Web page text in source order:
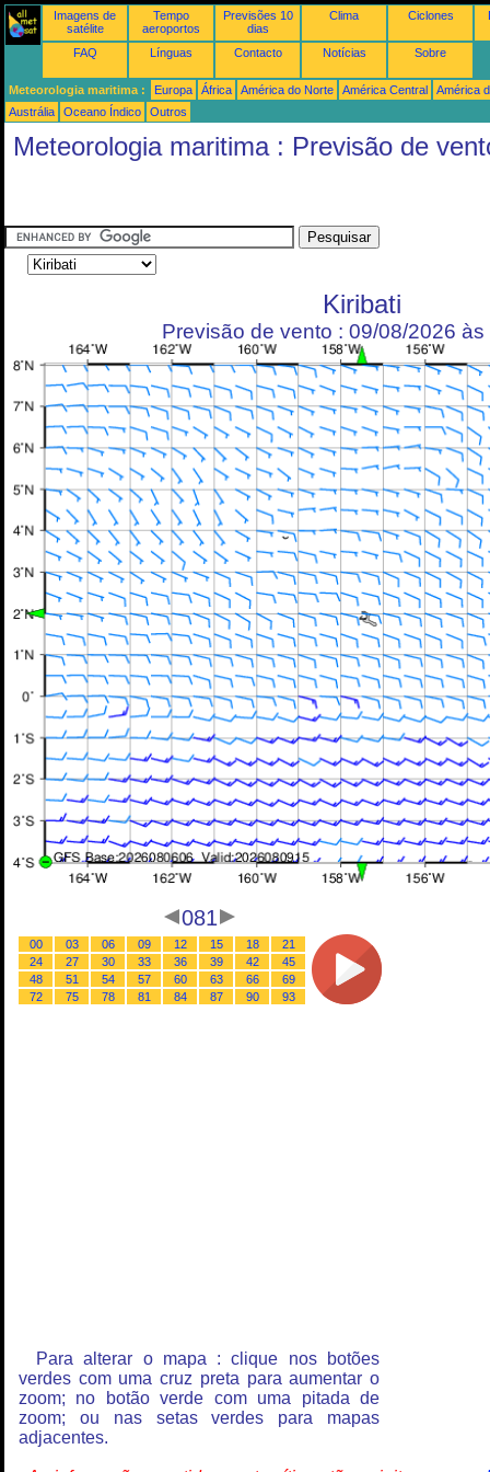
Imagens de
satélite
Tempo
aeroportos
Previsões 10
dias
Clima Ciclones
FAQ Línguas Contacto Notícias Sobre
Meteorologia maritima : Europa África América do Norte América Central
América
Austrália
Oceano Índico Outros
Meteorologia maritima : Previsão de
Kiribati
Previsão de vento : 09/08/2026 às
081
00 03 06 09 12 15 18
21
24
27 30 33 36 39 42
45
48
51 54 57 60 63 66
69
72
75 78 81 84 87 90 93
Para alterar o mapa : clique nos botões
verdes com uma cruz preta para aumentar o
zoom; no botão verde com uma pitada de
zoom; ou nas setas verdes para mapas
adjacentes.